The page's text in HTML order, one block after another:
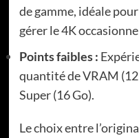
de gamme, idéale
gérer le 4K
Points faibles :
quantité de VRAM
Super (16 Go).
Le choix entre